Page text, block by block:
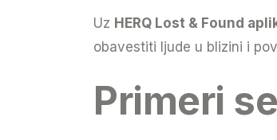
Uz HERQ Lost & Found
obavestiti ljude u blizini i
Primeri